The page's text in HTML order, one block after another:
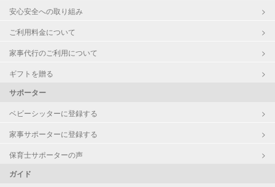
安心安全への取り組み
ご利用料金について
家事代行のご利用について
ギフトを贈る
サポーター
ベビーシッターに登録する
家事サポーターに登録する
保育士サポーターの声
ガイド